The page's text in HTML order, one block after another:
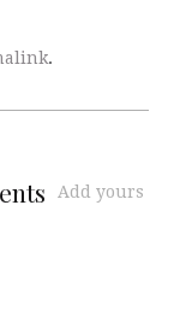
.
Add yours